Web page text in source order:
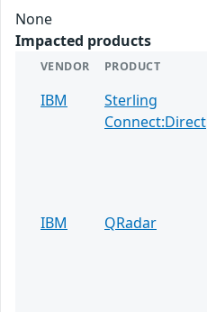
None
Impacted products
VENDOR PRODUCT
IBM
Sterling
Connect:Direct
IBM
QRadar